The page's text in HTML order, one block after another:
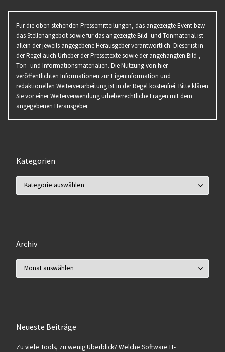
Für die oben stehenden Pressemitteilungen, das angezeigte Event bzw.
das Stellenangebot sowie für das angezeigte Bild- und Tonmaterial ist
allein der jeweils angegebene Herausgeber verantwortlich. Dieser ist in
der Regel auch Urheber der Pressetexte sowie der angehängten Bild-,
Ton- und Informationsmaterialien. Die Nutzung von hier
veröffentlichten Informationen zur Eigeninformation und
redaktionellen Weiterverarbeitung ist in der Regel kostenfrei. Bitte klären
Sie vor einer Weiterverwendung urheberrechtliche Fragen mit dem
angegebenen Herausgeber.
Kategorien
Archiv
Neueste Beiträge
Zu viele Tools, zu wenig Überblick? Welche Software IT-